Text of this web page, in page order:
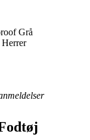
Grå